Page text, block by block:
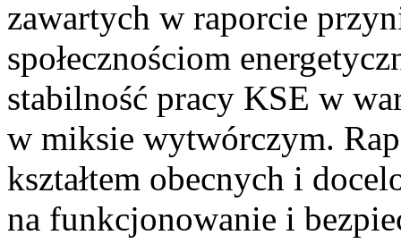
zawartych w raporcie
społecznościom
stabilność pracy KSE w
w miksie wytwórczym.
kształtem obecnych i
na funkcjonowanie i